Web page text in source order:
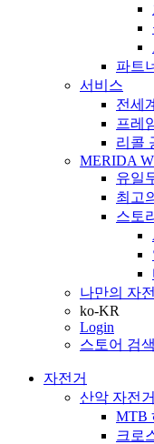
파트
서비스
전세
프레
리콜
MERIDA
유일
최고
스토리
나만의 자
ko-KR
Login
스토어 검색
자전거
산악 자전거
MTB
크로